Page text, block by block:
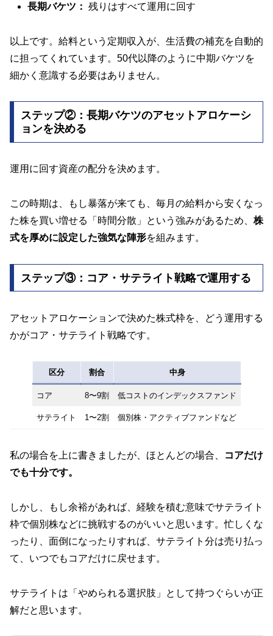
長期バケツ： 残りはすべて運用に回す
以上です。給料という定期収入が、生活費の補充を自動的
に担ってくれています。50代以降のように中期バケツを
細かく意識する必要はありません。
ステップ②：長期バケツのアセットアロケーシ
ョンを決める
運用に回す資産の配分を決めます。
この時期は、もし暴落が来ても、毎月の給料から安くなっ
た株を買い増せる「時間分散」という強みがあるため、 株
式を厚めに設定した強気な陣形を組みます。
ステップ③：コア・サテライト戦略で運用する
アセットアロケーションで決めた株式枠を、どう運用する
かがコア・サテライト戦略です。
区分 割合 中身
コア 8〜9割 低コストのインデックスファンド
サテライト 1〜2割 個別株・アクティブファンドなど
私の場合を上に書きましたが、ほとんどの場合、
コアだけ
でも十分です。
しかし、もし余裕があれば、経験を積む意味でサテライト
枠で個別株などに挑戦するのがいいと思います。忙しくな
ったり、面倒になったりすれば、サテライト分は売り払っ
て、いつでもコアだけに戻せます。
サテライトは「やめられる選択肢」として持つぐらいが正
解だと思います。